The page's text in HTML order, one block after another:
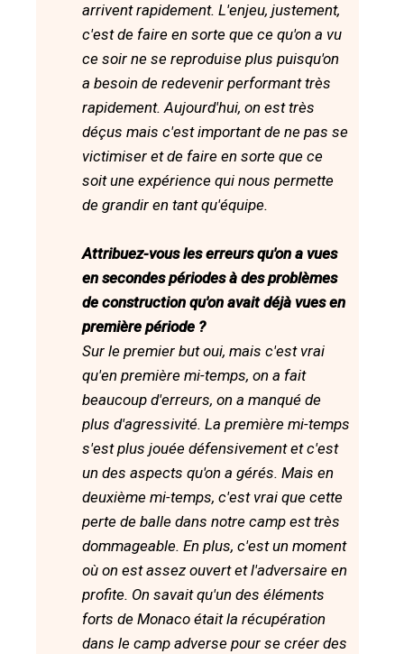
arrivent rapidement. L'enjeu, justement,
c'est de faire en sorte que ce qu'on a vu
ce soir ne se reproduise plus puisqu'on
a besoin de redevenir performant très
rapidement. Aujourd'hui, on est très
déçus mais c'est important de ne pas se
victimiser et de faire en sorte que ce
soit une expérience qui nous permette
de grandir en tant qu'équipe.
Attribuez-vous les erreurs qu'on a vues
en secondes périodes à des problèmes
de construction qu'on avait déjà vues en
première période ?
Sur le premier but oui, mais c'est vrai
qu'en première mi-temps, on a fait
beaucoup d'erreurs, on a manqué de
plus d'agressivité. La première mi-temps
s'est plus jouée défensivement et c'est
un des aspects qu'on a gérés. Mais en
deuxième mi-temps, c'est vrai que cette
perte de balle dans notre camp est très
dommageable. En plus, c'est un moment
où on est assez ouvert et l'adversaire en
profite. On savait qu'un des éléments
forts de Monaco était la récupération
dans le camp adverse pour se créer des